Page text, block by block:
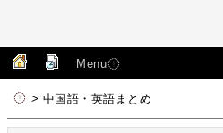
Menu
> 中国語・英語まとめ